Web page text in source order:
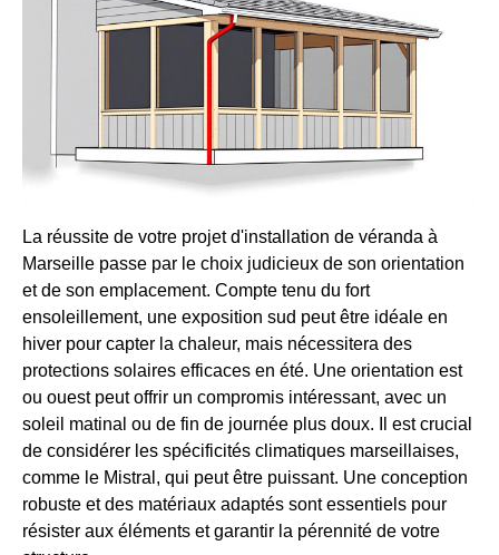
La réussite de votre projet d'installation de véranda à
Marseille passe par le choix judicieux de son orientation
et de son emplacement. Compte tenu du fort
ensoleillement, une exposition sud peut être idéale en
hiver pour capter la chaleur, mais nécessitera des
protections solaires efficaces en été. Une orientation est
ou ouest peut offrir un compromis intéressant, avec un
soleil matinal ou de fin de journée plus doux. Il est crucial
de considérer les spécificités climatiques marseillaises,
comme le Mistral, qui peut être puissant. Une conception
robuste et des matériaux adaptés sont essentiels pour
résister aux éléments et garantir la pérennité de votre